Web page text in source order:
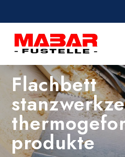
Flachbett
produkte